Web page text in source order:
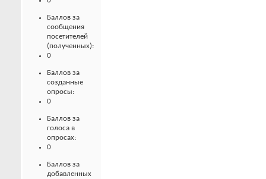
Баллов за
сообщения
посетителей
(полученных):
0
Баллов за
созданные
опросы:
0
Баллов за
голоса в
опросах:
0
Баллов за
добавленных